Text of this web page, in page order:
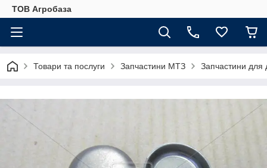
ТОВ Агробаза
Товари та послуги Запчастини МТЗ Запчастини для